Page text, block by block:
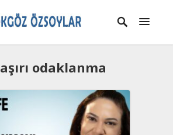
aşırı odaklanma